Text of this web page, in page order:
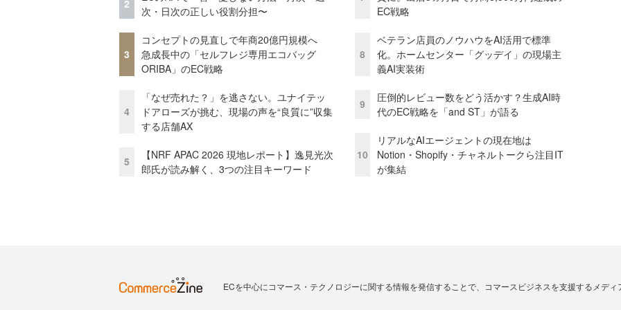
2
次・日次の正しい役割分担〜
3
コンセプトの見直しで年商20億円規模へ
急成長中の「セルフレジ専用エコバッグ
ORIBA」のEC戦略
4
「なぜ売れた？」を逃さない。ユナイテッ
ドアローズが挑む、現場の声を“良質に”収集
する店舗AX
5
【NRF APAC 2026 現地レポート】逸見光次
郎氏が読み解く、3つの注目キーワード
EC戦略
8
ベテラン店員のノウハウをAI活用で標準
化。ホームセンター「グッデイ」の現場主
義AI実装術
9
圧倒的レビュー数をどう活かす？生成AI時
代のEC戦略を「and ST」が語る
10
リアルなAIエージェントの現在地は
Notion・Shopify・チャネルトークら注目IT
が集結
ECを中心にコマース・テクノロジーに関する情報を発信することで、コマースビジネスを支援するメディ